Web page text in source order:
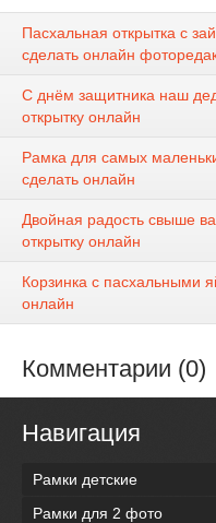
Пасхальная открытка с
сделать онлайн
С днём защитника наш
открытку онлайн
Рамка для самых
сделать онлайн
Двойная радость свыше
открытку онлайн
Корзинка с пасхальными
онлайн
Комментарии (0)
Навигация
Рамки детские
Рамки для 2 фото